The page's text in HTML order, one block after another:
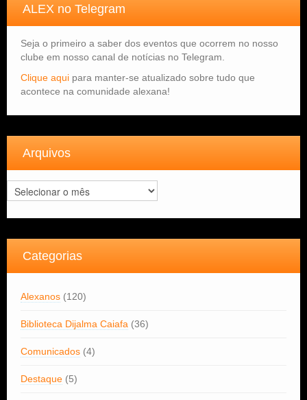
ALEX no Telegram
Seja o primeiro a saber dos eventos que ocorrem no nosso
clube em nosso canal de notícias no Telegram.
Clique aqui para manter-se atualizado sobre tudo que
acontece na comunidade alexana!
Arquivos
Arquivos
Categorias
Alexanos (120)
Biblioteca Dijalma Caiafa (36)
Comunicados (4)
Destaque (5)